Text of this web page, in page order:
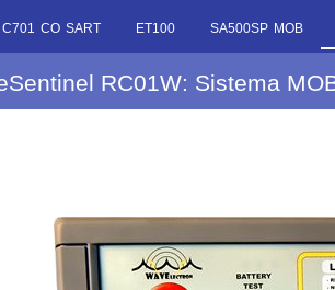
C701 CO SART ET100 SA500SP MOB
RC01W: Sistema